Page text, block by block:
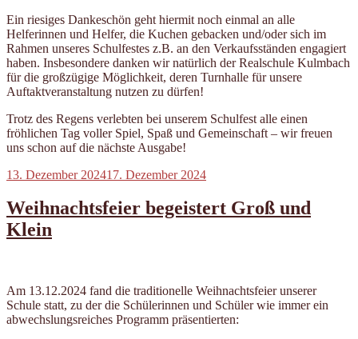
Ein riesiges Dankeschön geht hiermit noch einmal an alle
Helferinnen und Helfer, die Kuchen gebacken und/oder sich im
Rahmen unseres Schulfestes z.B. an den Verkaufsständen engagiert
haben. Insbesondere danken wir natürlich der Realschule Kulmbach
für die großzügige Möglichkeit, deren Turnhalle für unsere
Auftaktveranstaltung nutzen zu dürfen!
Trotz des Regens verlebten bei unserem Schulfest alle einen
fröhlichen Tag voller Spiel, Spaß und Gemeinschaft – wir freuen
uns schon auf die nächste Ausgabe!
Veröffentlicht
13. Dezember 202417. Dezember 2024
Weihnachtsfeier begeistert Groß und
Klein
Am 13.12.2024 fand die traditionelle Weihnachtsfeier unserer
Schule statt, zu der die Schülerinnen und Schüler wie immer ein
abwechslungsreiches Programm präsentierten: